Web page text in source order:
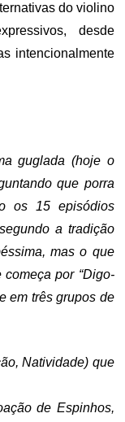
do violino
desde
intencionalmente
guglada (hoje o
que porra
os 15 episódios
a tradição
mas o que
por “Digo-
em três grupos de
Natividade) que
de Espinhos,